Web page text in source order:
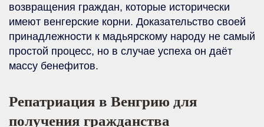
возвращения граждан, которые исторически
имеют венгерские корни. Доказательство своей
принадлежности к мадьярскому народу не самый
простой процесс, но в случае успеха он даёт
массу бенефитов.
Репатриация в Венгрию для
получения гражданства